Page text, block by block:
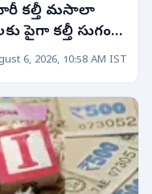
కల్తీ మసాలా
పైగా కల్తీ సుగంధ
6, 2026, 10:58 AM IST